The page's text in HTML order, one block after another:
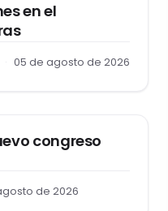
en el
05 de agosto de 2026
congreso
de 2026